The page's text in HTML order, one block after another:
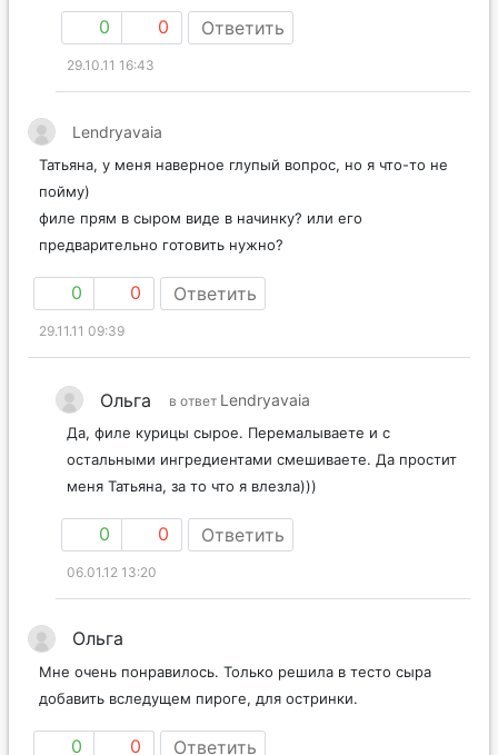
0 0 Ответить
29.10.11 16:43
Lendryavaia
Татьяна, у меня наверное глупый вопрос, но я что-то не
пойму)
филе прям в сыром виде в начинку? или его
предварительно готовить нужно?
0 0 Ответить
29.11.11 09:39
Ольга в ответ Lendryavaia
Да, филе курицы сырое. Перемалываете и с
остальными ингредиентами смешиваете. Да простит
меня Татьяна, за то что я влезла)))
0 0 Ответить
06.01.12 13:20
Ольга
Мне очень понравилось. Только решила в тесто сыра
добавить вследущем пироге, для остринки.
0 0 Ответить